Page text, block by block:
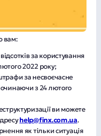
вам:
за користування
2022 року;
за несвоєчасне
з 24 лютого
ви можете
help@finx.com.ua.
як тільки ситуація